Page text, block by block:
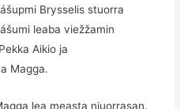
Brysselis stuorra
leaba viežžamin
Aikio ja
Magga.
lea measta njuorrasan.